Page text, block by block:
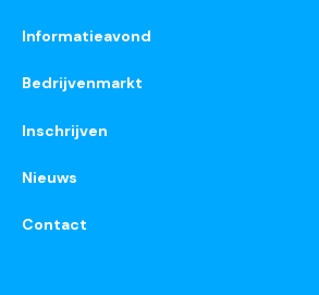
Informatieavond
Bedrijvenmarkt
Inschrijven
Nieuws
Contact